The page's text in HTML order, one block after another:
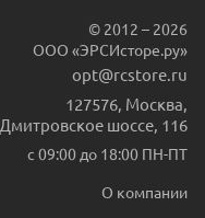
© 2012 – 2026
ООО «ЭРСИсторе.ру»
opt@rcstore.ru
127576 Москва
Дмитровское шоссе, 116
с 09:00 до 18:00 ПН-ПТ
О компании